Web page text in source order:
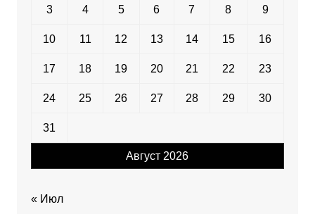
Август 2026
3 4 5 6 7 8 9
10 11 12 13 14 15 16
17 18 19 20 21 22 23
24 25 26 27 28 29 30
31
« Июл